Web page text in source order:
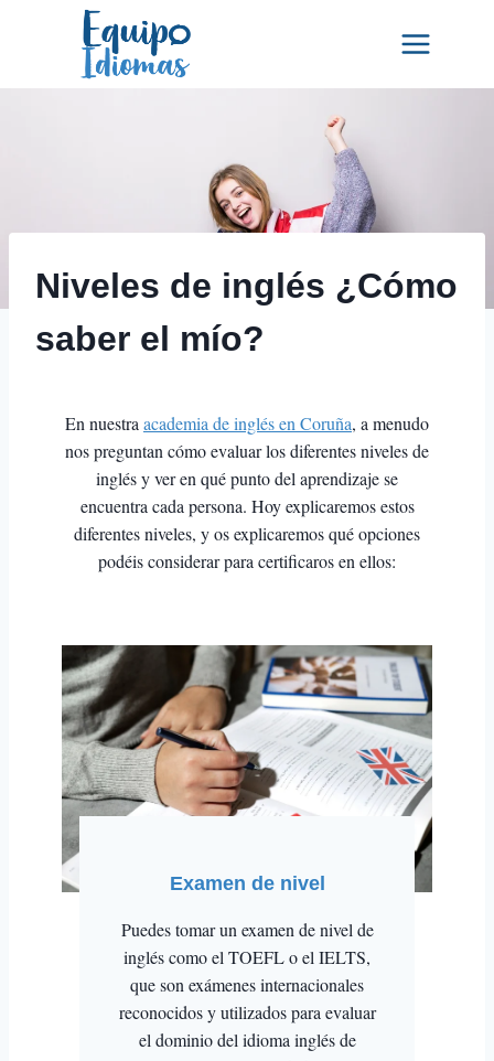
Niveles de inglés ¿Cómo
saber el mío?
En nuestraacademia de inglés en Coruña, a menudo
nos preguntan cómo evaluar los diferentes niveles de
inglés y ver en qué punto del aprendizaje se
encuentra cada persona. Hoy explicaremos estos
diferentes niveles, y os explicaremos qué opciones
podéis considerar para certificaros en ellos:
Examen de nivel
Puedes tomar un examen de nivel de
inglés como el TOEFL o el IELTS,
que son exámenes internacionales
reconocidos y utilizados para evaluar
el dominio del idioma inglés de